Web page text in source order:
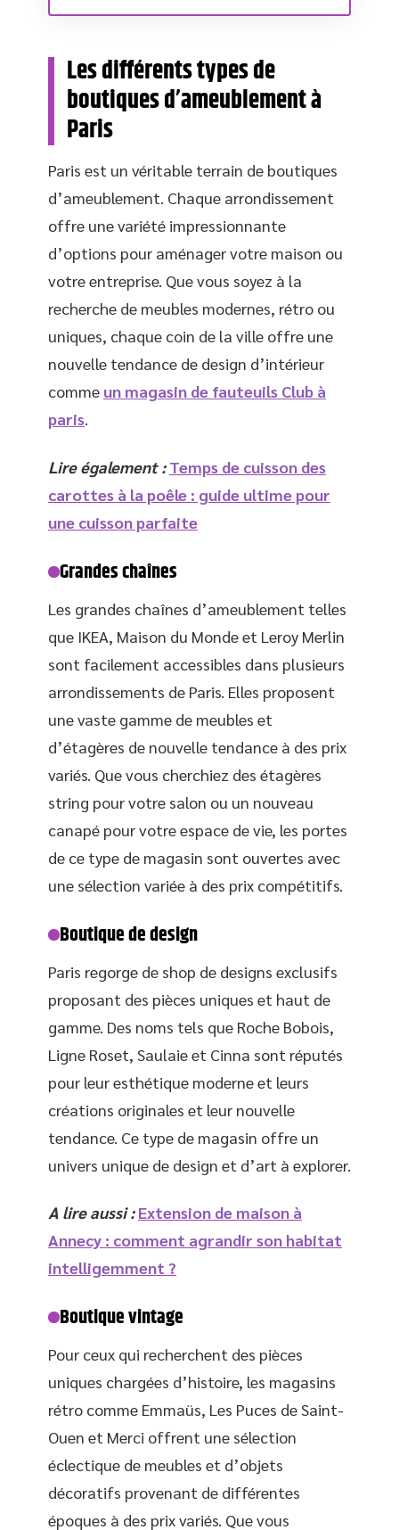
Les différents types de
boutiques d’ameublement à
Paris
Paris est un véritable terrain de boutiques
d’ameublement. Chaque arrondissement
offre une variété impressionnante
d’options pour aménager votre maison ou
votre entreprise. Que vous soyez à la
recherche de meubles modernes, rétro ou
uniques, chaque coin de la ville offre une
nouvelle tendance de design d’intérieur
comme un magasin de fauteuils Club à
paris.
Lire également : Temps de cuisson des
carottes à la poêle : guide ultime pour
une cuisson parfaite
Grandes chaînes
Les grandes chaînes d’ameublement telles
que IKEA, Maison du Monde et Leroy Merlin
sont facilement accessibles dans plusieurs
arrondissements de Paris. Elles proposent
une vaste gamme de meubles et
d’étagères de nouvelle tendance à des prix
variés. Que vous cherchiez des étagères
string pour votre salon ou un nouveau
canapé pour votre espace de vie, les portes
de ce type de magasin sont ouvertes avec
une sélection variée à des prix compétitifs.
Boutique de design
Paris regorge de shop de designs exclusifs
proposant des pièces uniques et haut de
gamme. Des noms tels que Roche Bobois,
Ligne Roset, Saulaie et Cinna sont réputés
pour leur esthétique moderne et leurs
créations originales et leur nouvelle
tendance. Ce type de magasin offre un
univers unique de design et d’art à explorer.
A lire aussi : Extension de maison à
Annecy : comment agrandir son habitat
intelligemment ?
Boutique vintage
Pour ceux qui recherchent des pièces
uniques chargées d’histoire, les magasins
rétro comme Emmaüs, Les Puces de Saint-
Ouen et Merci offrent une sélection
éclectique de meubles et d’objets
décoratifs provenant de différentes
époques à des prix variés. Que vous